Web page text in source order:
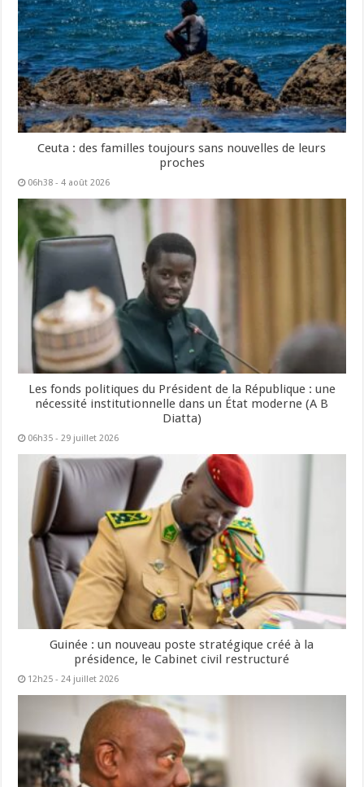
Ceuta : des familles toujours sans nouvelles de leurs
proches
06h38 - 4 août 2026
Les fonds politiques du Président de la République : une
nécessité institutionnelle dans un État moderne (A B
Diatta)
06h35 - 29 juillet 2026
Guinée : un nouveau poste stratégique créé à la
présidence, le Cabinet civil restructuré
12h25 - 24 juillet 2026